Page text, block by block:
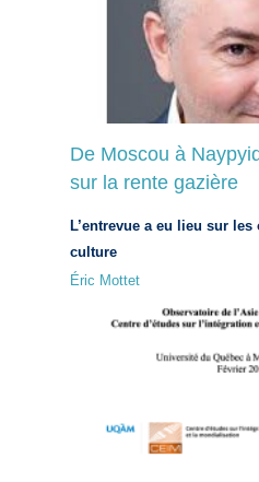
De Moscou à
sur la rente gazière
L’entrevue a eu lieu sur
culture
Éric Mottet